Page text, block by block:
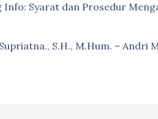
Info: Syarat dan Prosedur
S.H., M.Hum. – Andri